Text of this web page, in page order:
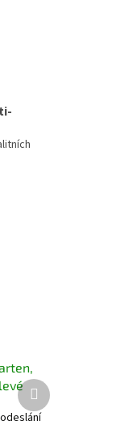
918-
Další
produkt